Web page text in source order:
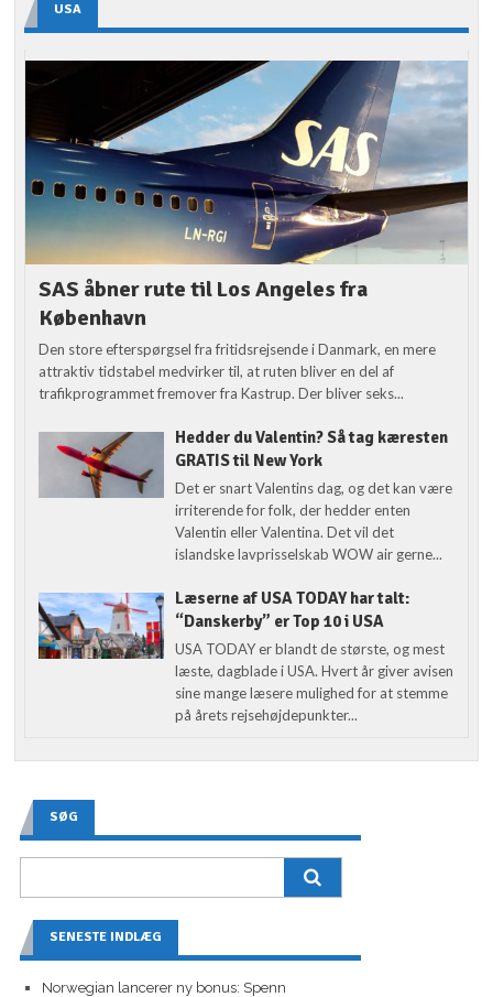
USA
SAS åbner rute til Los Angeles fra
København
Den store efterspørgsel fra fritidsrejsende i Danmark, en mere
attraktiv tidstabel medvirker til, at ruten bliver en del af
trafikprogrammet fremover fra Kastrup. Der bliver seks...
Hedder du Valentin? Så tag kæresten
GRATIS til New York
Det er snart Valentins dag, og det kan være
irriterende for folk, der hedder enten
Valentin eller Valentina. Det vil det
islandske lavprisselskab WOW air gerne...
Læserne af USA TODAY har talt:
“Danskerby” er Top 10 i USA
USA TODAY er blandt de største, og mest
læste, dagblade i USA. Hvert år giver avisen
sine mange læsere mulighed for at stemme
på årets rejsehøjdepunkter...
SØG
SENESTE INDLÆG
Norwegian lancerer ny bonus: Spenn